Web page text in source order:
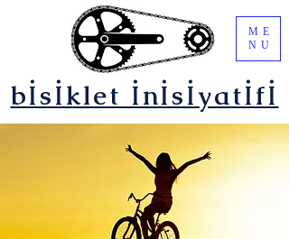
bİsİklet İnİsİyatİfİ
ME
NU